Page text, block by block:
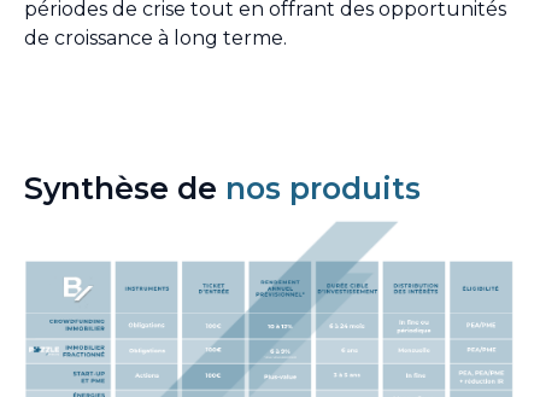
périodes de crise tout en offrant des opportunités
de croissance à long terme.
Synthèse de nos produits